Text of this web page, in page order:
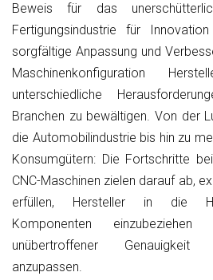
Beweis für das
Fertigungsindustrie für
sorgfältige Anpassung und
Maschinenkonfiguration
unterschiedliche
Branchen zu bewältigen. Von der
die Automobilindustrie bis hin zu
Konsumgütern: Die Fortschritte
CNC-Maschinen zielen darauf ab,
erfüllen, Hersteller in die
Komponenten
unübertroffener Genauigkeit
anzupassen.